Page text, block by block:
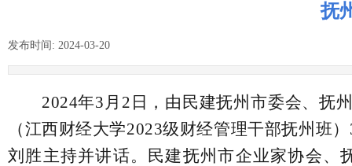
抚
发布时间: 2024-03-20
2024年3月2日，由民建抚州市委会、抚
（江西财经大学2023级财经管理干部抚州班
刘胜主持并讲话。民建抚州市企业家协会、